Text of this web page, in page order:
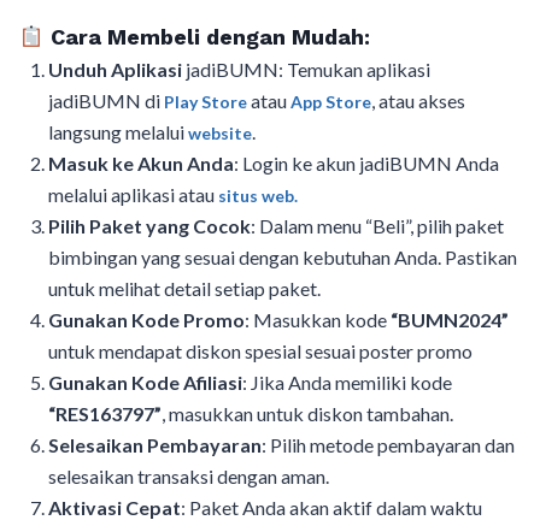
Cara Membeli dengan Mudah:
Unduh Aplikasi jadiBUMN: Temukan aplikasi
jadiBUMN di Play StoreatauApp Store, atau akses
langsung melaluiwebsite.
Masuk ke Akun Anda: Login ke akun jadiBUMN Anda
melalui aplikasi atau situs web.
Pilih Paket yang Cocok: Dalam menu “Beli”, pilih paket
bimbingan yang sesuai dengan kebutuhan Anda. Pastikan
untuk melihat detail setiap paket.
Gunakan Kode Promo: Masukkan kode “BUMN2024”
untuk mendapat diskon spesial sesuai poster promo
Gunakan Kode Afiliasi: Jika Anda memiliki kode
“RES163797”, masukkan untuk diskon tambahan.
Selesaikan Pembayaran: Pilih metode pembayaran dan
selesaikan transaksi dengan aman.
Aktivasi Cepat: Paket Anda akan aktif dalam waktu